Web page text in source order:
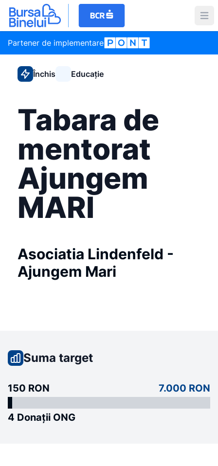
Partener de implementare
Închis Educație
Tabara de
mentorat
Ajungem
MARI
Asociatia Lindenfeld -
Ajungem Mari
Suma target
150 RON 7.000 RON
4 Donații ONG